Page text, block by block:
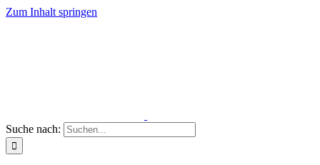
Zum Inhalt springen
Suche nach: